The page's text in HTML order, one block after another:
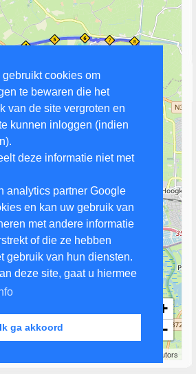
cookies om
te bewaren die het
van de site vergroten en
kunnen inloggen (indien
deze informatie niet met
analytics partner Google
en kan uw gebruik van
met andere informatie
of die ze hebben
gebruik van hun diensten.
deze site, gaat u hiermee
Ik ga akkoord
+
−
contributors